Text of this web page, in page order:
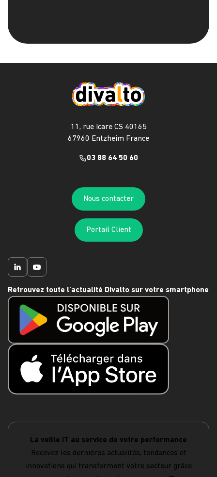
11, rue Icare CS 40165
67960 Entzheim France
03 88 64 50 60
Nous contacter
Portail Client
Retrouvez toute l'actualité Divalto sur votre smartphone
La veille IT au service de votre performance
Recevez les dernières actualités, tendances et
innovations qui transforment votre secteur grâce